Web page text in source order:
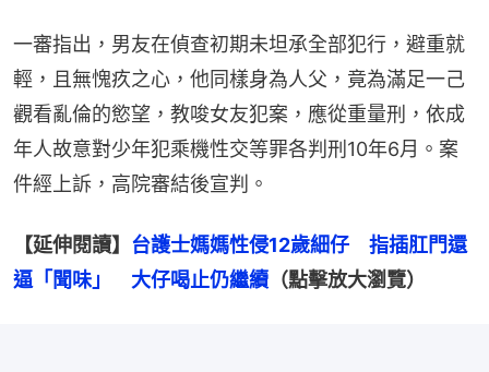
一審指出，男友在偵查初期未坦承全部犯行，避重就
輕，且無愧疚之心，他同樣身為人父，竟為滿足一己
觀看亂倫的慾望，教唆女友犯案，應從重量刑，依成
年人故意對少年犯乘機性交等罪各判刑10年6月。案
件經上訴，高院審結後宣判。
【延伸閱讀】 台護士媽媽性侵12歲細仔　指插肛門還
逼「聞味」　大仔喝止仍繼續 （點擊放大瀏覽）